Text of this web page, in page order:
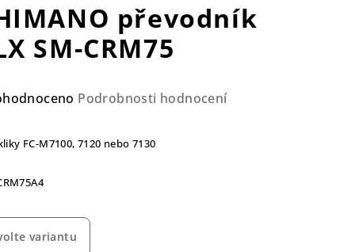
převodník
SM-CRM75
Podrobnosti hodnocení
FC-M7100, 7120 nebo 7130
variantu